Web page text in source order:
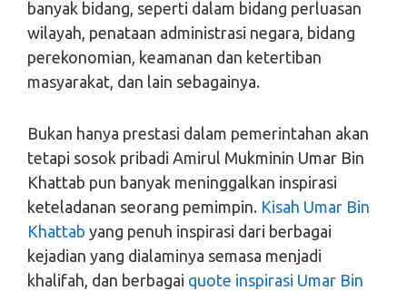
banyak bidang, seperti dalam bidang perluasan
wilayah, penataan administrasi negara, bidang
perekonomian, keamanan dan ketertiban
masyarakat, dan lain sebagainya.
Bukan hanya prestasi dalam pemerintahan akan
tetapi sosok pribadi Amirul Mukminin Umar Bin
Khattab pun banyak meninggalkan inspirasi
keteladanan seorang pemimpin. Kisah Umar Bin
Khattab yang penuh inspirasi dari berbagai
kejadian yang dialaminya semasa menjadi
khalifah, dan berbagai quote inspirasi Umar Bin